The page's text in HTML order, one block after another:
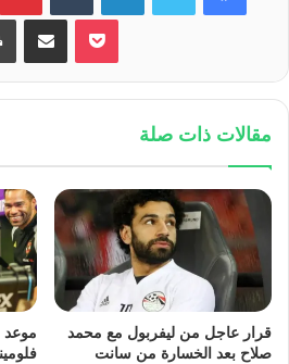
كل التفاصيل خلال المؤتمر الصحفي
بوكيت مشاركة عبر البريد
مقالات ذات صلة
قرار عاجل من ليفربول مع محمد
صلاح بعد الخسارة من سانت
موعد